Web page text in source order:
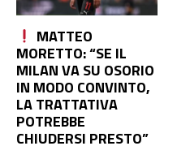
MATTEO
MORETTO: “SE IL
MILAN VA SU OSORIO
IN MODO CONVINTO,
LA TRATTATIVA
POTREBBE
CHIUDERSI PRESTO”